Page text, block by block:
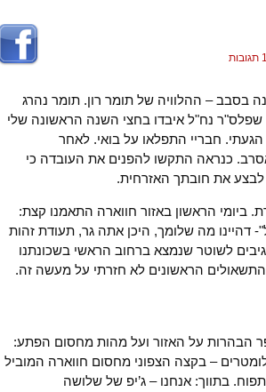
בסבב – ההלוויה של תומר רון. תומר נהרג
שפלס"ר נח"ל איבדו בחצי השנה הראשונה שלי
חבריי התפלאו על בואי. לאחר
כנראה התקשו להפנים את העובדה כי
לבצע את חובתך האזרחית.
אחרת. ביומי הראשון באזור חווארה התאמנו קצת:
דהיינו מה שלומך, היכן אתה גר, תעודת זהות
לשוטר שנמצא ברחוב הראשי בשכונתנו
הראשונים לא חזרתי על מעשה זה.
הבהרות על האזור ועל מהות מחסום הפתע:
– בקצה הצפוני מחסום חווארה המוביל
בתווך: אנחנו – ג’יפ של שלושה